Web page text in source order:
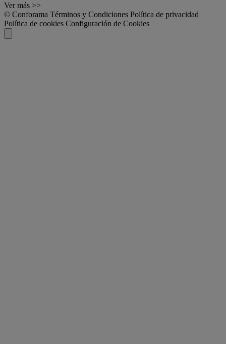
Ver más >>
© Conforama Términos y Condiciones Política de privacidad
Política de cookies Configuración de Cookies